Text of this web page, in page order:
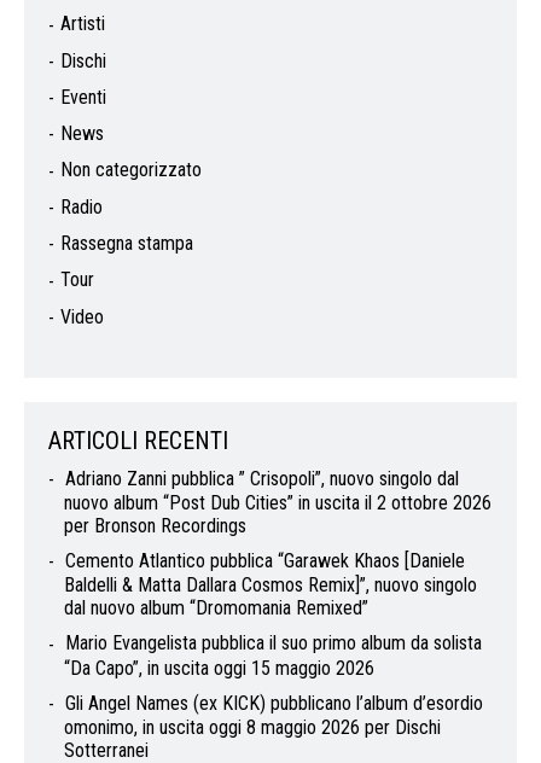
Artisti
Dischi
Eventi
News
Non categorizzato
Radio
Rassegna stampa
Tour
Video
ARTICOLI RECENTI
Adriano Zanni pubblica ” Crisopoli”, nuovo singolo dal
nuovo album “Post Dub Cities” in uscita il 2 ottobre 2026
per Bronson Recordings
Cemento Atlantico pubblica “Garawek Khaos [Daniele
Baldelli & Matta Dallara Cosmos Remix]”, nuovo singolo
dal nuovo album “Dromomania Remixed”
Mario Evangelista pubblica il suo primo album da solista
“Da Capo”, in uscita oggi 15 maggio 2026
Gli Angel Names (ex KICK) pubblicano l’album d’esordio
omonimo, in uscita oggi 8 maggio 2026 per Dischi
Sotterranei